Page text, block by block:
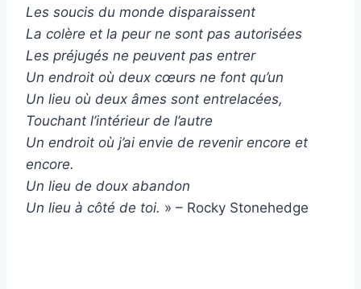
Les soucis du monde disparaissent
La colère et la peur ne sont pas autorisées
Les préjugés ne peuvent pas entrer
Un endroit où deux cœurs ne font qu’un
Un lieu où deux âmes sont entrelacées,
Touchant l’intérieur de l’autre
Un endroit où j’ai envie de revenir encore et
encore.
Un lieu de doux abandon
Un lieu à côté de toi. » – Rocky Stonehedge